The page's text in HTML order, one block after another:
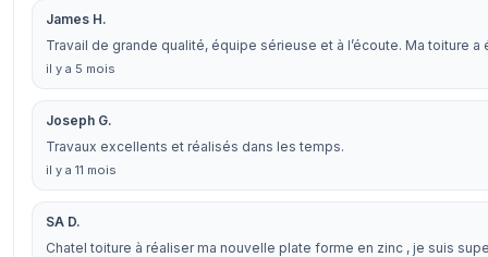
James H.
Travail de grande qualité, équipe sérieuse et à l’écoute. Ma toiture
il y a 5 mois
Joseph G.
Travaux excellents et réalisés dans les temps.
il y a 11 mois
SA D.
Chatel toiture à réaliser ma nouvelle plate forme en zinc , je suis